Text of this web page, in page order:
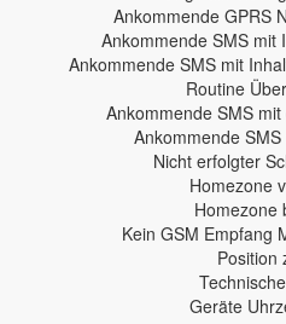
Ankommende GPRS
Ankommende SMS mit
Ankommende SMS mit
Routine
Ankommende SMS
Ankommende
Nicht erfolgter
Homezone
Homezone
Kein GSM Empfang
Position
Geräte